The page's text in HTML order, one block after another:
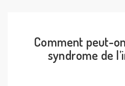
Comment peut-
syndrome de